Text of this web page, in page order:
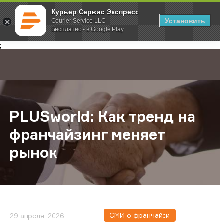
Курьер Сервис Экспресс
Courier Service LLC
Бесплатно - в Google Play
Установить
;
Главная О компании Новости PLUSworld: Как тренд на
PLUSworld: Как тренд на
франчайзинг меняет
рынок
29 апреля, 2026 СМИ о франчайзи